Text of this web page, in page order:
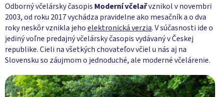
Odborný včelársky časopis Moderní včelařvznikol v novembri
2003, od roku 2017 vychádza pravidelne ako mesačník a o dva
roky neskôr vznikla jehoelektronická verzia. V súčasnosti ide o
jediný voľne predajný včelársky časopis vydávaný v Českej
republike. Cieli na všetkých chovateľov včiel u nás aj na
Slovensku so záujmom o jednoduché, ale moderné včelárenie.